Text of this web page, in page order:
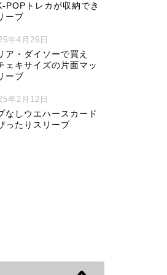
POPトレカが収納でき
ーブ
年4月26日
ア・ダイソーで買え
ェキサイズの片面マッ
ーブ
年2月12日
なしウエハースカード
ったりスリーブ